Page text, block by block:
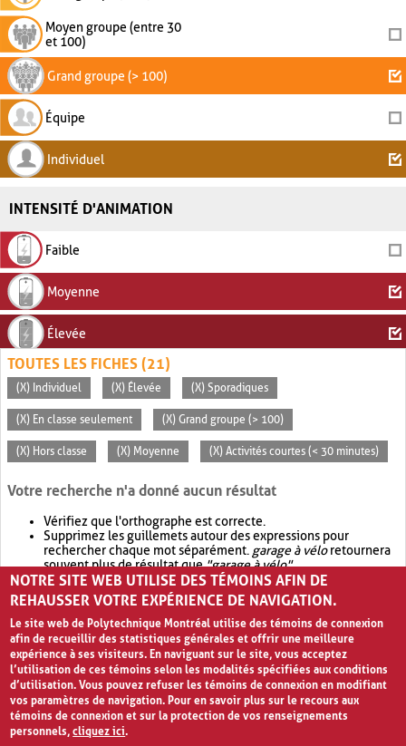
Moyen groupe (entre 30
et 100)
Grand groupe (> 100)
Équipe
Individuel
INTENSITÉ D'ANIMATION
Faible
Moyenne
Élevée
TOUTES LES FICHES (21)
(X) Individuel (X) Élevée (X) Sporadiques
(X) En classe seulement (X) Grand groupe (> 100)
(X) Hors classe (X) Moyenne (X) Activités courtes (< 30 minutes)
Votre recherche n'a donné aucun résultat
Vérifiez que l'orthographe est correcte.
Supprimez les guillemets autour des expressions pour
rechercher chaque mot séparément. garage à véloretournera
souvent plus de résultat que"garage à vélo".
Envisagez d'élargir votre recherche avec OR.garage OR vélo
retournera souvent plus de résultat quegarage à vélo
NOTRE SITE WEB UTILISE DES TÉMOINS AFIN DE
REHAUSSER VOTRE EXPÉRIENCE DE NAVIGATION.
Le site web de Polytechnique Montréal utilise des témoins de connexion
afin de recueillir des statistiques générales et offrir une meilleure
expérience à ses visiteurs. En naviguant sur le site, vous acceptez
l’utilisation de ces témoins selon les modalités spécifiées aux conditions
d’utilisation. Vous pouvez refuser les témoins de connexion en modifiant
vos paramètres de navigation. Pour en savoir plus sur le recours aux
témoins de connexion et sur la protection de vos renseignements
personnels,cliquez ici.